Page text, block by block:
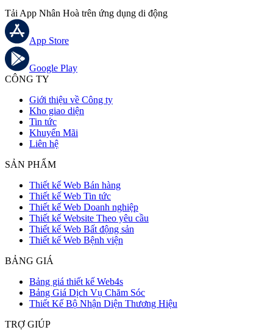
Tải App Nhân Hoà trên ứng dụng di động
App Store
Google Play
CÔNG TY
Giới thiệu về Công ty
Kho giao diện
Tin tức
Khuyến Mãi
Liên hệ
SẢN PHẨM
Thiết kế Web Bán hàng
Thiết kế Web Tin tức
Thiết kế Web Doanh nghiệp
Thiết kế Website Theo yêu cầu
Thiết kế Web Bất động sản
Thiết kế Web Bệnh viện
BẢNG GIÁ
Bảng giá thiết kế Web4s
Bảng Giá Dịch Vụ Chăm Sóc
Thiết Kế Bộ Nhận Diện Thương Hiệu
TRỢ GIÚP